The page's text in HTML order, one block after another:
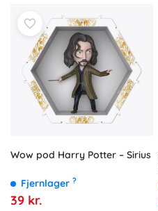
Wow pod Harry Potter – Sirius
Fjernlager ?
39 kr.